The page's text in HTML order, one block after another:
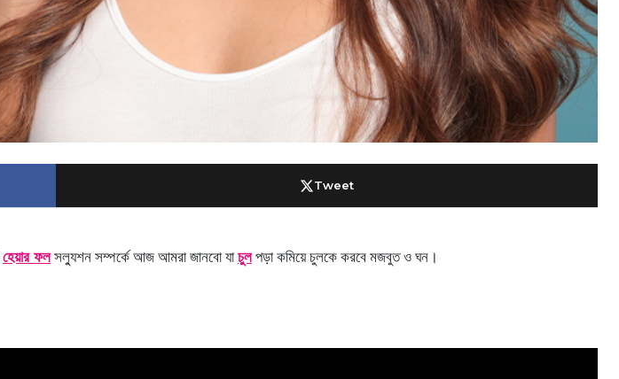
Tweet
হেয়ার ফলসল্যুশন সম্পর্কে আজ আমরা জানবো যাচুলপড়া কমিয়ে চুলকে করবে মজবুত ও ঘন।